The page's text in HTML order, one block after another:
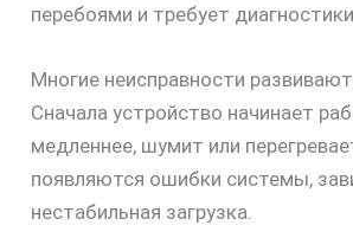
перебоями и требует диагностики.
Многие неисправности
Сначала устройство начинает
медленнее, шумит или
появляются ошибки системы,
нестабильная загрузка.
30%